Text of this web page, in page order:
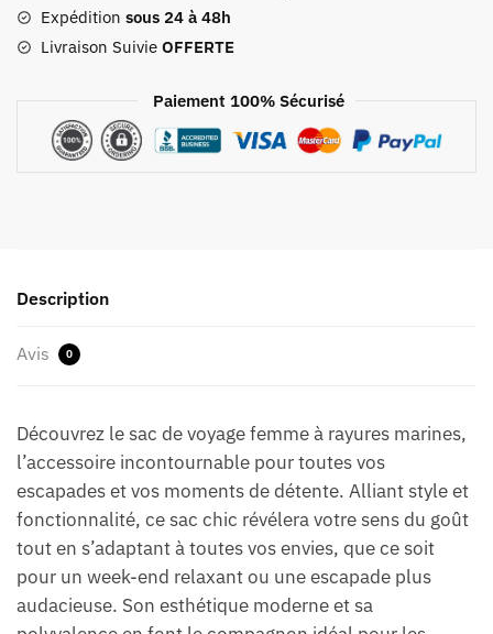
Week-
end
Expédition sous 24 à 48h
Livraison Suivie OFFERTE
Paiement 100% Sécurisé
Description
Avis 0
Découvrez le sac de voyage femme à rayures marines,
l’accessoire incontournable pour toutes vos
escapades et vos moments de détente. Alliant style et
fonctionnalité, ce sac chic révélera votre sens du goût
tout en s’adaptant à toutes vos envies, que ce soit
pour un week-end relaxant ou une escapade plus
audacieuse. Son esthétique moderne et sa